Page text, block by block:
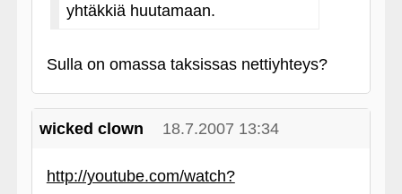
yhtäkkiä huutamaan.
Sulla on omassa taksissas nettiyhteys?
wicked clown 18.7.2007 13:34
http://youtube.com/watch?